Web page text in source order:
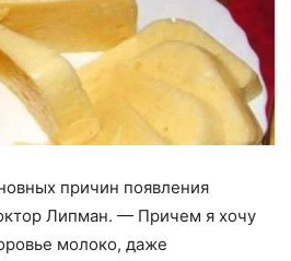
причин появления
Липман. — Причем я хочу
молоко, даже